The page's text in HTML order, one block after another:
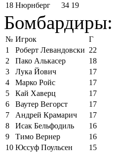
18 Нюрнберг 34 19
Бомбардиры:
№ Игрок
Г
1
Роберт Левандовски 22
2
Пако Алькасер
18
3
Лука Йович
17
4
Марко Ройс
17
5
Кай Хаверц
17
6
Ваутер Вегорст
17
7
Андрей Крамарич
17
8
Исак Бельфодиль
16
9
Тимо Вернер
16
10 Юссуф Поульсен
15